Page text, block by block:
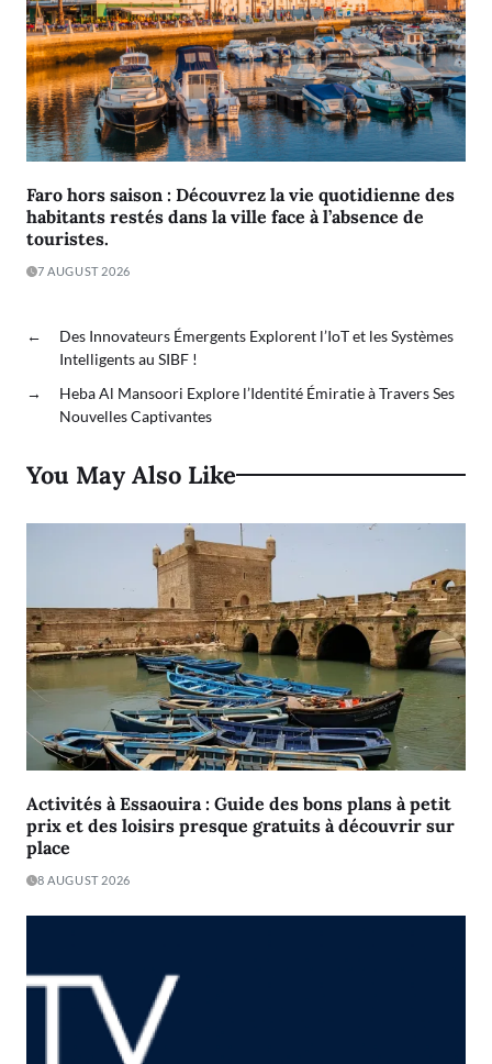
Faro hors saison : Découvrez la vie quotidienne des
habitants restés dans la ville face à l’absence de
touristes.
7 AUGUST 2026
←
Des Innovateurs Émergents Explorent l’IoT et les Systèmes
Intelligents au SIBF !
→
Heba Al Mansoori Explore l’Identité Émiratie à Travers Ses
Nouvelles Captivantes
You May Also Like
Activités à Essaouira : Guide des bons plans à petit
prix et des loisirs presque gratuits à découvrir sur
place
8 AUGUST 2026